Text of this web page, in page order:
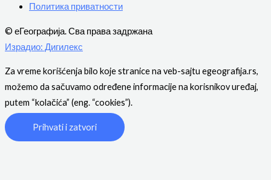
Политика приватности
© еГеографија. Сва права задржана
Израдио: Дигилекс
Za vreme korišćenja bilo koje stranice na veb-sajtu egeografija.rs,
možemo da sačuvamo određene informacije na korisnikov uređaj,
putem “kolačića” (eng. “cookies”).
Prihvati i zatvori